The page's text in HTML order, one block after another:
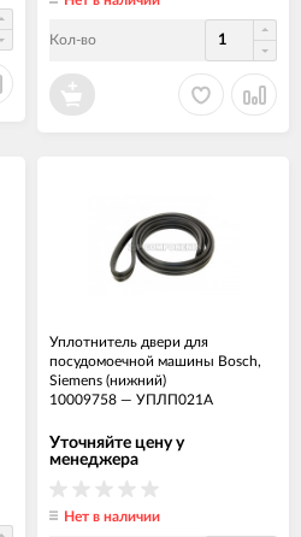
Кол-во
Уплотнитель двери для
посудомоечной машины Bosch,
Siemens (нижний)
10009758 — УПЛП021А
Уточняйте цену у
менеджера
Нет в наличии